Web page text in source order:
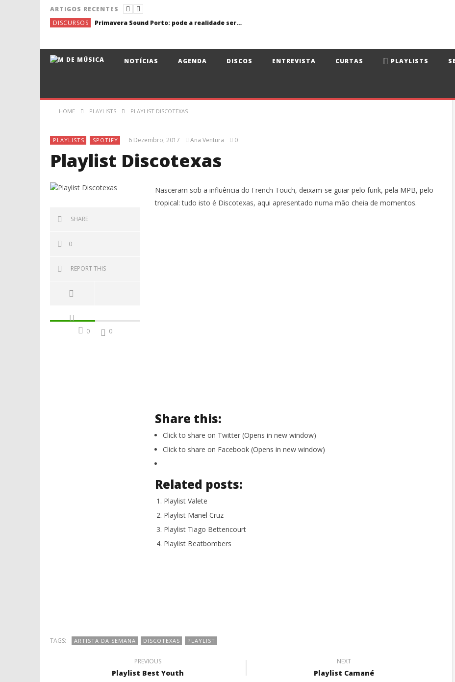
ARTIGOS RECENTES
DISCURSOS
Primavera Sound Porto: pode a realidade ser mais dura do que a ficção?
NOTÍCIAS AGENDA DISCOS ENTREVISTA CURTAS PLAYLISTS
HOME PLAYLISTS PLAYLIST DISCOTEXAS
PLAYLISTS SPOTIFY 6 Dezembro, 2017 Ana Ventura 0
Playlist Discotexas
SHARE
0
REPORT THIS
0 0
Nasceram sob a influência do French Touch, deixam-se guiar pelo funk, pela MPB, pelo
tropical: tudo isto é Discotexas, aqui apresentado numa mão cheia de momentos.
Share this:
Click to share on Twitter (Opens in new window)
Click to share on Facebook (Opens in new window)
Related posts:
Playlist Valete
Playlist Manel Cruz
Playlist Tiago Bettencourt
Playlist Beatbombers
TAGS: ARTISTA DA SEMANA DISCOTEXAS PLAYLIST
PREVIOUS
Playlist Best Youth
NEXT
Playlist Camané